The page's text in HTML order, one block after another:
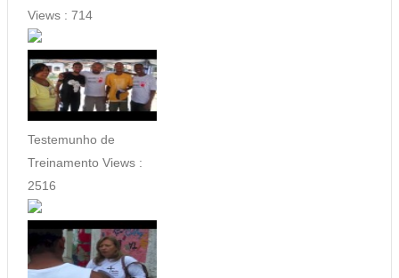
Views : 714
Testemunho de
Treinamento Views :
2516